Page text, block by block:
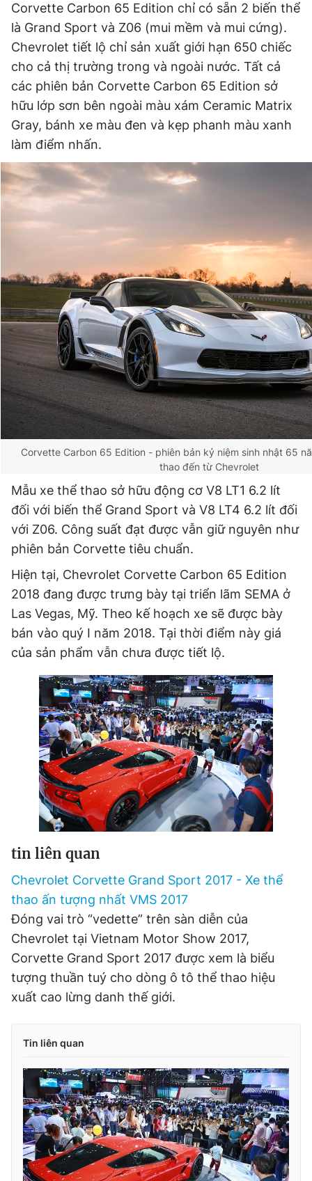
Corvette Carbon 65 Edition chỉ có sẵn 2 biến thể
là Grand Sport và Z06 (mui mềm và mui cứng).
Chevrolet tiết lộ chỉ sản xuất giới hạn 650 chiếc
cho cả thị trường trong và ngoài nước. Tất cả
các phiên bản Corvette Carbon 65 Edition sở
hữu lớp sơn bên ngoài màu xám Ceramic Matrix
Gray, bánh xe màu đen và kẹp phanh màu xanh
làm điểm nhấn.
Corvette Carbon 65 Edition - phiên bản kỷ niệm sinh nhật 65
thao đến từ Chevrolet
Mẫu xe thể thao sở hữu động cơ V8 LT1 6.2 lít
đối với biến thể Grand Sport và V8 LT4 6.2 lít đối
với Z06. Công suất đạt được vẫn giữ nguyên như
phiên bản Corvette tiêu chuẩn.
Hiện tại, Chevrolet Corvette Carbon 65 Edition
2018 đang được trưng bày tại triển lãm SEMA ở
Las Vegas, Mỹ. Theo kế hoạch xe sẽ được bày
bán vào quý I năm 2018. Tại thời điểm này giá
của sản phẩm vẫn chưa được tiết lộ.
tin liên quan
Chevrolet Corvette Grand Sport 2017 - Xe thể
thao ấn tượng nhất VMS 2017
Đóng vai trò “vedette” trên sàn diễn của
Chevrolet tại Vietnam Motor Show 2017,
Corvette Grand Sport 2017 được xem là biểu
tượng thuần tuý cho dòng ô tô thể thao hiệu
xuất cao lừng danh thế giới.
Tin liên quan